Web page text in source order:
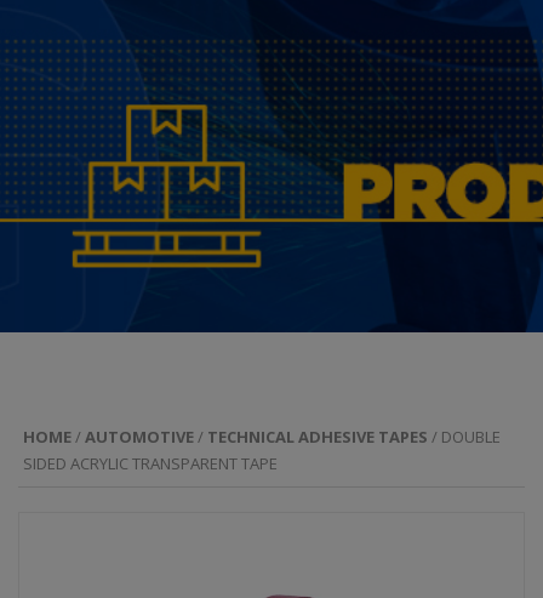
HOME /AUTOMOTIVE / TECHNICAL ADHESIVE TAPES / DOUBLE
SIDED ACRYLIC TRANSPARENT TAPE